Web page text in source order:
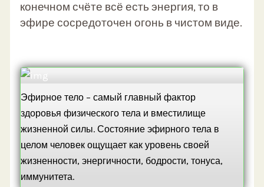
конечном счёте всё есть энергия, то в
эфире сосредоточен огонь в чистом виде.
Эфирное тело – самый главный фактор
здоровья физического тела и вместилище
жизненной силы. Состояние эфирного тела в
целом человек ощущает как уровень своей
жизненности, энергичности, бодрости, тонуса,
иммунитета.